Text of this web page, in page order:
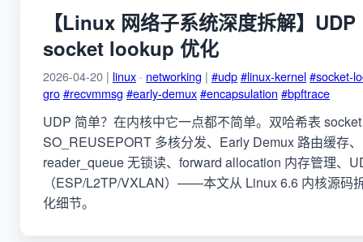
【Linux 网络子系统深度拆解】
socket lookup 优化
2026-04-20 | linux · networking | #udp#linux-kernel#socket-
gro#recvmmsg #early-demux#encapsulation #bpftrace
UDP 简单？在内核中它一点都不简单。双哈希表
SO_REUSEPORT 多核分发、Early Demux 路由缓存
reader_queue 无锁读、forward allocation 内存管理、
（ESP/L2TP/VXLAN）——本文从 Linux 6.6 内核源码
化细节。